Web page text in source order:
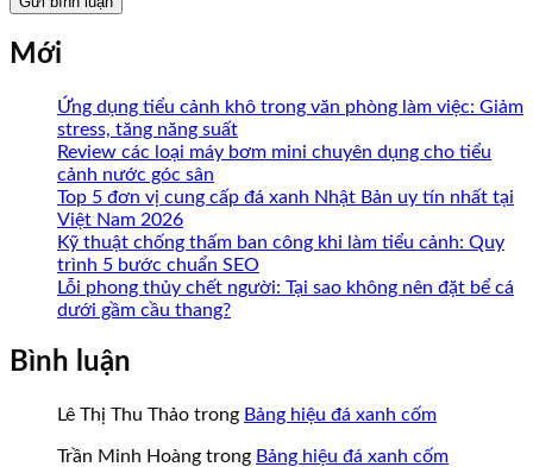
Mới
Ứng dụng tiểu cảnh khô trong văn phòng làm việc: Giảm
stress, tăng năng suất
Review các loại máy bơm mini chuyên dụng cho tiểu
cảnh nước góc sân
Top 5 đơn vị cung cấp đá xanh Nhật Bản uy tín nhất tại
Việt Nam 2026
Kỹ thuật chống thấm ban công khi làm tiểu cảnh: Quy
trình 5 bước chuẩn SEO
Lỗi phong thủy chết người: Tại sao không nên đặt bể cá
dưới gầm cầu thang?
Bình luận
Lê Thị Thu Thảo trong Bảng hiệu đá xanh cốm
Trần Minh Hoàng trong Bảng hiệu đá xanh cốm